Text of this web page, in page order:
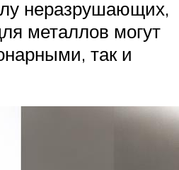
неразрушающих,
металлов могут
так и